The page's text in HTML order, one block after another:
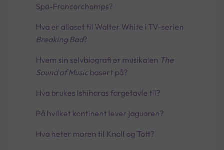
Spa-Francorchamps?
Hva er aliaset til Walter White i TV-serien
Breaking Bad?
Hvem sin selvbiografi er musikalen The
Sound of Musicbasert på?
Hva brukes Ishiharas fargetavle til?
På hvilket kontinent lever jaguaren?
Hva heter moren til Knoll og Tott?